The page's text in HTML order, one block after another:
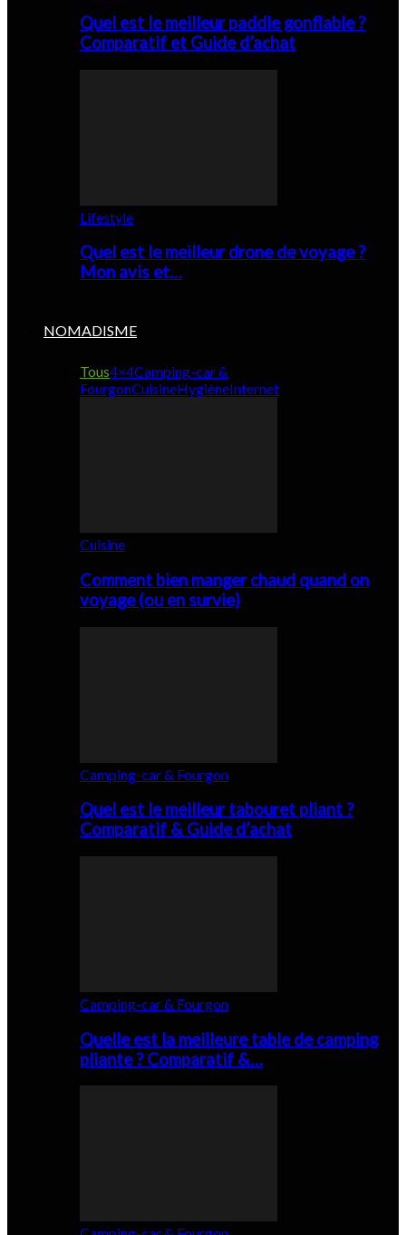
Quel est le meilleur paddle gonflable ?
Comparatif et Guide d’achat
Lifestyle
Quel est le meilleur drone de voyage ?
Mon avis et…
NOMADISME
Tous4×4Camping-car &
FourgonCuisineHygièneInternet
Cuisine
Comment bien manger chaud quand on
voyage (ou en survie)
Camping-car & Fourgon
Quel est le meilleur tabouret pliant ?
Comparatif & Guide d’achat
Camping-car & Fourgon
Quelle est la meilleure table de camping
pliante ? Comparatif &…